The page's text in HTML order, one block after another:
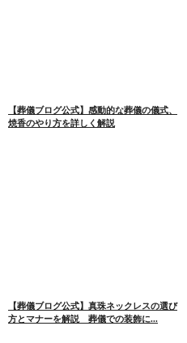
【葬儀ブログ公式】感動的な葬儀の儀式、
焼香のやり方を詳しく解説
【葬儀ブログ公式】真珠ネックレスの選び
方とマナーを解説 葬儀での装飾に...